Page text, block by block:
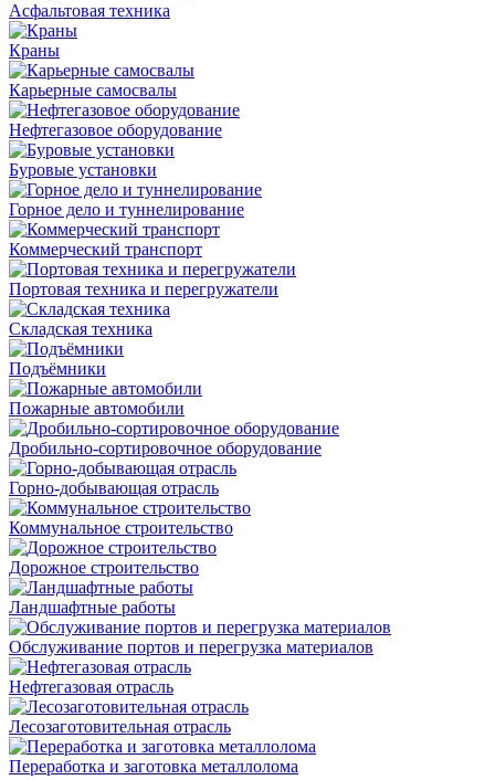
Асфальтовая техника
Краны
Карьерные самосвалы
Нефтегазовое оборудование
Буровые установки
Горное дело и туннелирование
Коммерческий транспорт
Портовая техника и перегружатели
Складская техника
Подъёмники
Пожарные автомобили
Дробильно-сортировочное оборудование
Горно-добывающая отрасль
Коммунальное строительство
Дорожное строительство
Ландшафтные работы
Обслуживание портов и перегрузка материалов
Нефтегазовая отрасль
Лесозаготовительная отрасль
Переработка и заготовка металлолома